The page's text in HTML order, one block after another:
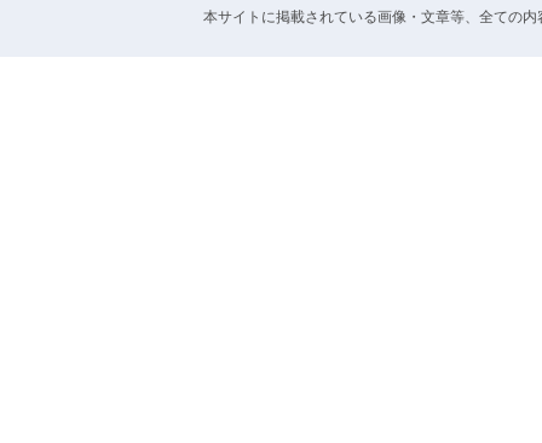
本サイトに掲載されている画像・文章等、全ての